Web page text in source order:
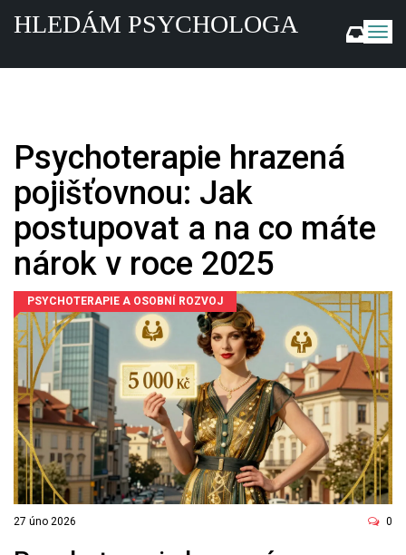
Z
b
HLEDÁM PSYCHOLOGA
Psychoterapie hrazená
pojišťovnou: Jak
postupovat a na co máte
nárok v roce 2025
PSYCHOTERAPIE A OSOBNÍ ROZVOJ
27 úno 2026 0